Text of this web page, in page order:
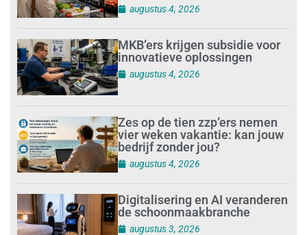
augustus 4, 2026
MKB’ers krijgen subsidie voor
innovatieve oplossingen
augustus 4, 2026
Zes op de tien zzp’ers nemen
vier weken vakantie: kan jouw
bedrijf zonder jou?
augustus 4, 2026
Digitalisering en AI veranderen
de schoonmaakbranche
augustus 3, 2026